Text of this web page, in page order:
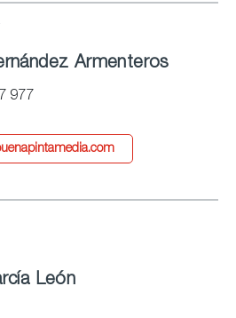
Armenteros
977
León